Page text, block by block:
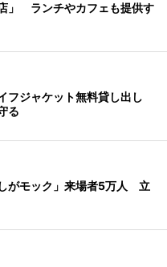
」 ランチやカフェも提供す
フジャケット無料貸し出し
る
がモック」来場者5万人 立